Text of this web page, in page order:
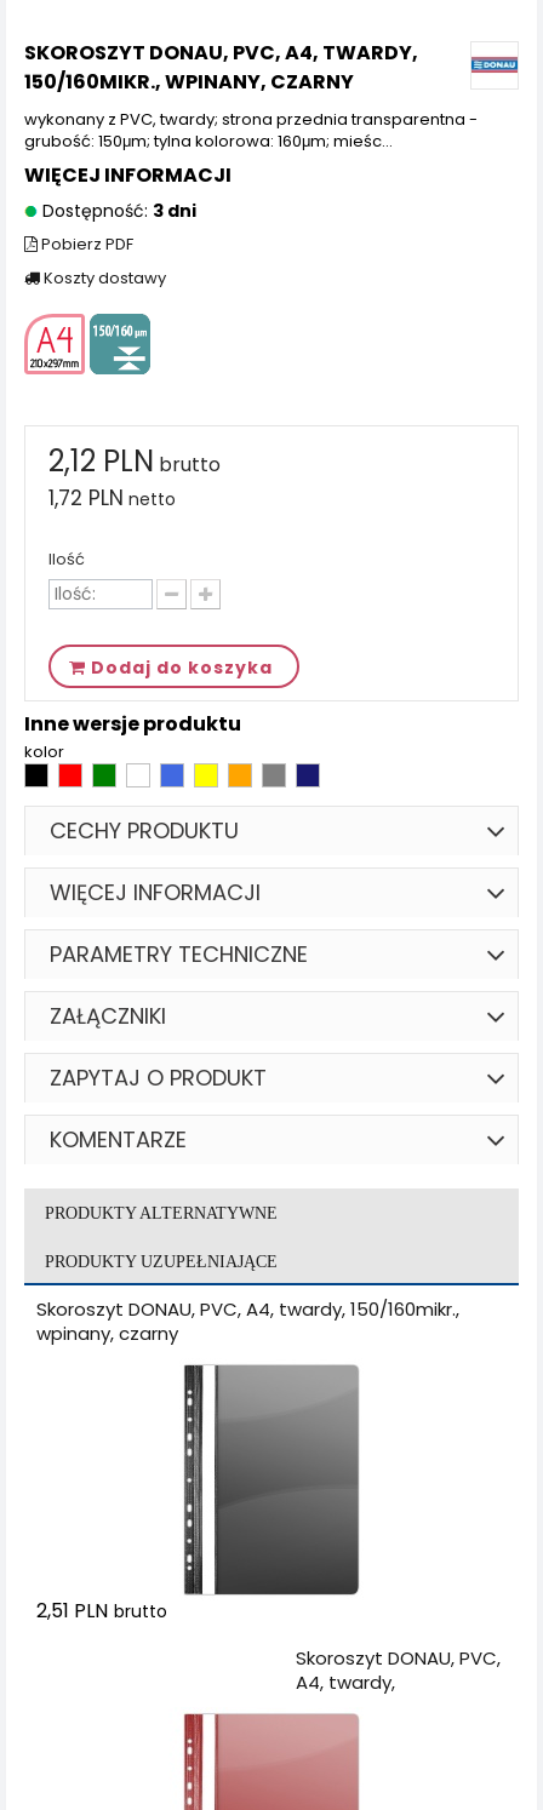
SKOROSZYT DONAU, PVC, A4, TWARDY,
150/160MIKR., WPINANY, CZARNY
wykonany z PVC, twardy; strona przednia transparentna -
grubość: 150μm; tylna kolorowa: 160μm; mieśc...
WIĘCEJ INFORMACJI
Dostępność: 3 dni
Pobierz PDF
Koszty dostawy
2,12 PLN brutto
1,72 PLN netto
Ilość
Dodaj do koszyka
Inne wersje produktu
kolor
CECHY PRODUKTU
WIĘCEJ INFORMACJI
PARAMETRY TECHNICZNE
ZAŁĄCZNIKI
ZAPYTAJ O PRODUKT
KOMENTARZE
PRODUKTY ALTERNATYWNE
PRODUKTY UZUPEŁNIAJĄCE
Skoroszyt DONAU, PVC, A4, twardy, 150/160mikr.,
wpinany, czarny
2,51 PLN brutto
Skoroszyt DONAU, PVC,
A4, twardy,